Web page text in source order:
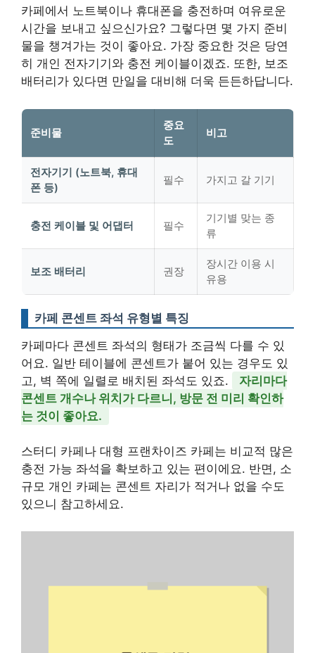
카페에서 노트북이나 휴대폰을 충전하며 여유로운
시간을 보내고 싶으신가요? 그렇다면 몇 가지 준비
물을 챙겨가는 것이 좋아요. 가장 중요한 것은 당연
히 개인 전자기기와 충전 케이블이겠죠. 또한, 보조
배터리가 있다면 만일을 대비해 더욱 든든하답니다.
준비물
중요
도
비고
전자기기 (노트북, 휴대
폰 등)
필수 가지고 갈 기기
충전 케이블 및 어댑터 필수
기기별 맞는 종
류
보조 배터리 권장
장시간 이용 시
유용
카페 콘센트 좌석 유형별 특징
카페마다 콘센트 좌석의 형태가 조금씩 다를 수 있
어요. 일반 테이블에 콘센트가 붙어 있는 경우도 있
고, 벽 쪽에 일렬로 배치된 좌석도 있죠.
자리마다
콘센트 개수나 위치가 다르니, 방문 전 미리 확인하
는 것이 좋아요.
스터디 카페나 대형 프랜차이즈 카페는 비교적 많은
충전 가능 좌석을 확보하고 있는 편이에요. 반면, 소
규모 개인 카페는 콘센트 자리가 적거나 없을 수도
있으니 참고하세요.